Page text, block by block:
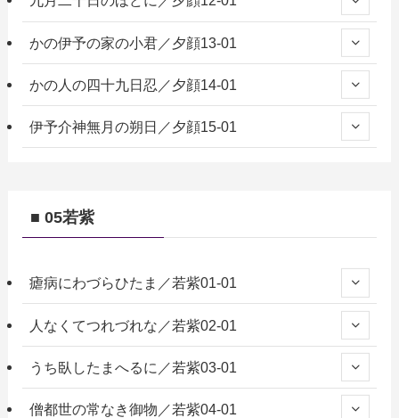
かの伊予の家の小君／夕顔13-01
かの人の四十九日忍／夕顔14-01
伊予介神無月の朔日／夕顔15-01
■ 05若紫
瘧病にわづらひたま／若紫01-01
人なくてつれづれな／若紫02-01
うち臥したまへるに／若紫03-01
僧都世の常なき御物／若紫04-01